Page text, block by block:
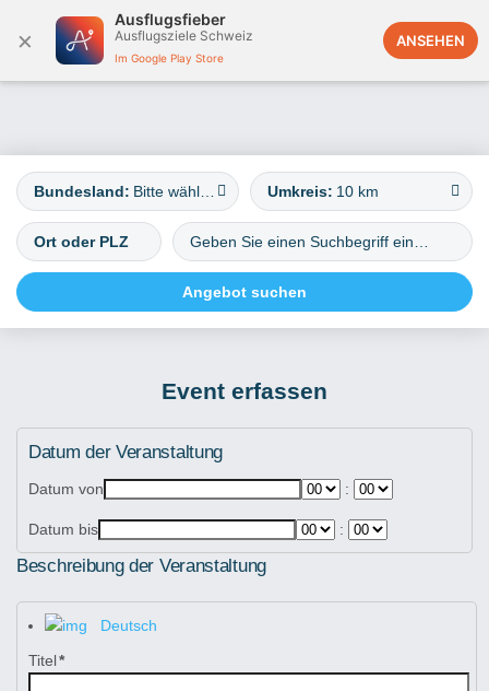
×
Ausflugsfieber
Ausflugsziele Schweiz
Im Google Play Store
ANSEHEN
Deutschland
Bundesland: Umkreis: 10 km
Event erfassen
Datum der Veranstaltung
Datum von :
Datum bis :
Beschreibung der Veranstaltung
Deutsch
Titel*